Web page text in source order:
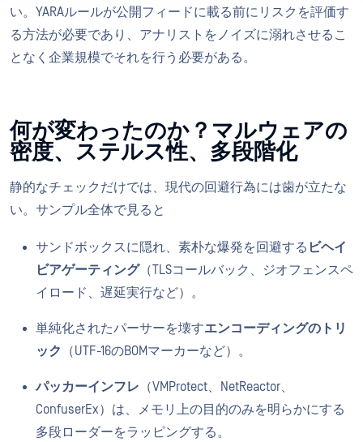
い。YARAルールが公開フィードに載る前にリスクを評価す
る方法が必要であり、アナリストをノイズに溺れさせるこ
となく企業規模でそれを行う必要がある。
何が変わったのか？マルウェアの
密度、ステルス性、多段階化
静的なチェックだけでは、現代の回避行為には歯が立たな
い。サンプル全体で見ると
サンドボックスに隠れ、素朴な爆発を回避する ビヘイ
ビアゲーティング（TLSコールバック、ジオフェンスペ
イロード、遅延実行など）。
単純化されたパーサーを壊すエンコーディングのトリ
ック
（UTF-16のBOMマーカーなど）。
パッカーインフレ （VMProtect、NetReactor、
ConfuserEx）は、メモリ上の目的のみを明らかにする
多段ローダーをラッピングする。